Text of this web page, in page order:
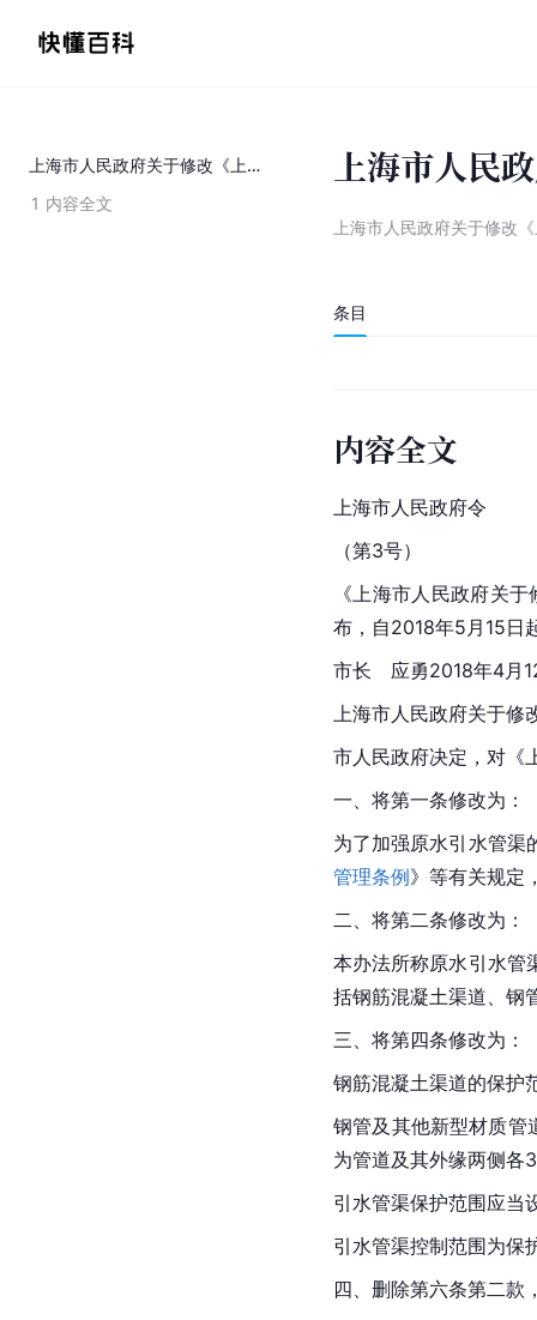
上海市人民政府关于修改《上海市原水引水管渠保护办法》的决定
1 内容全文
上海市人民
上海市人民政府关于修改
条目
内容全文
上海市人民政府令
（第3号）
《上海市人民政府关
布，自2018年5月15日
市长　应勇2018年4月
上海市人民政府关于修
市人民政府决定，对《
一、将第一条修改为：
为了加强原水引水管渠
管理条例》等有关规定
二、将第二条修改为：
本办法所称原水引水管
括钢筋混凝土渠道、钢
三、将第四条修改为：
钢筋混凝土渠道的保护
钢管及其他新型材质管
为管道及其外缘两侧各
引水管渠保护范围应当
引水管渠控制范围为保
四、删除第六条第二款